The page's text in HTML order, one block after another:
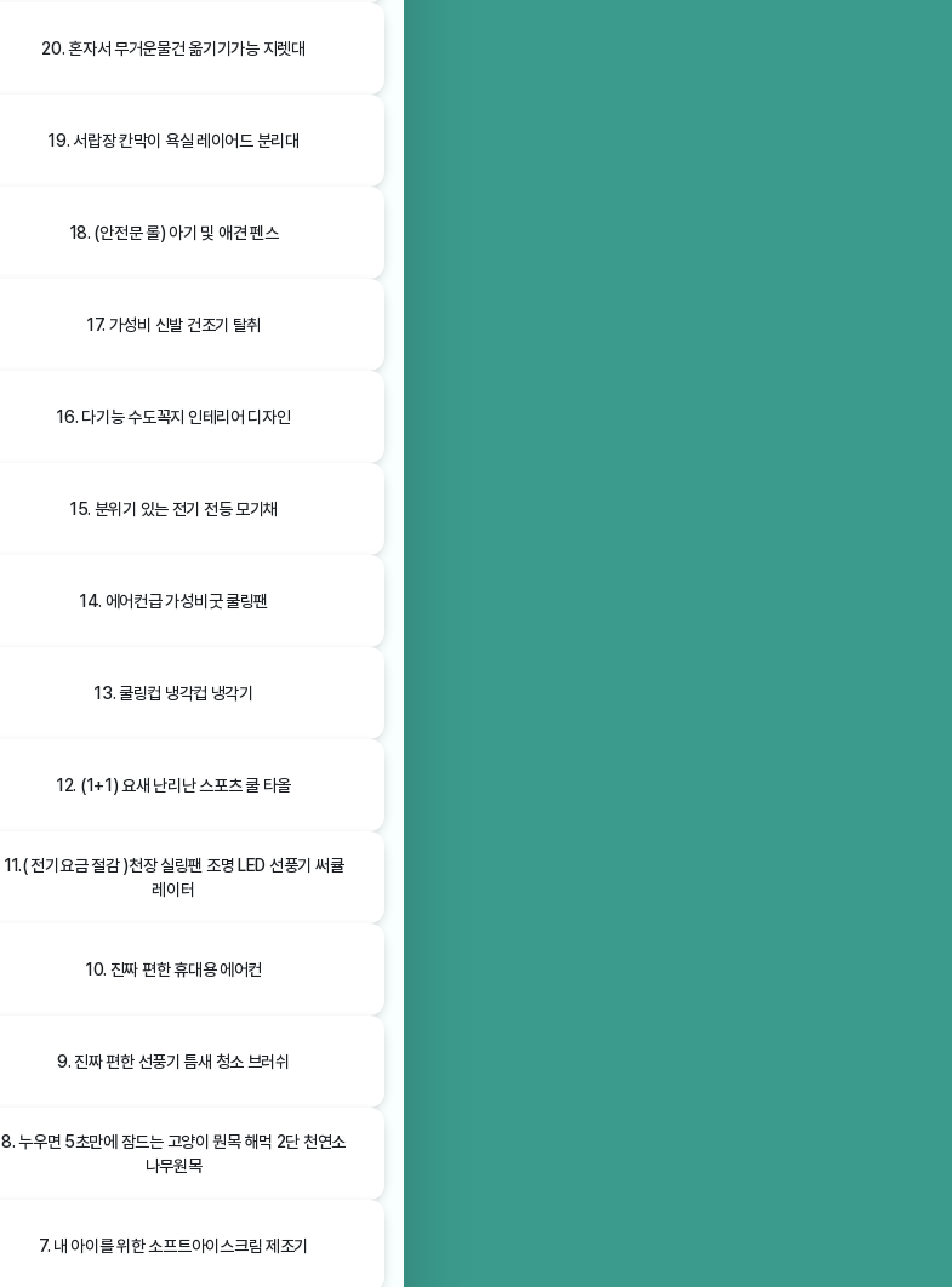
20. 혼자서 무거운물건 옮기기가능 지렛대
19. 서랍장 칸막이 욕실 레이어드 분리대
18. (안전문 롤) 아기 및 애견 펜스
17. 가성비 신발 건조기 탈취
16. 다기능 수도꼭지 인테리어 디자인
15. 분위기 있는 전기 전등 모기채
14. 에어컨급 가성비굿 쿨링팬
13. 쿨링컵 냉각컵 냉각기
12. (1+1) 요새 난리난 스포츠 쿨 타올
11.( 전기요금 절감 )천장 실링팬 조명 LED 선풍기 써큘
레이터
10. 진짜 편한 휴대용 에어컨
9. 진짜 편한 선풍기 틈새 청소 브러쉬
8. 누우면 5초만에 잠드는 고양이 뭔목 해먹 2단 천연소
나무원목
7. 내 아이를 위한 소프트아이스크림 제조기